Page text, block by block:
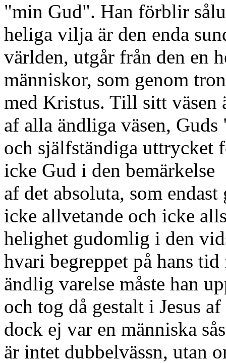
"min Gud". Han förblir
heliga vilja är den enda
världen, utgår från den en
människor, som genom
med Kristus. Till sitt väsen
af alla ändliga väsen,
och själfständiga uttrycket
icke Gud i den bemärkelse
af det absoluta, som
icke allvetande och icke
helighet gudomlig i den
hvari begreppet på hans tid
ändlig varelse måste han
och tog då gestalt i Jesus
dock ej var en människa
är intet dubbelvässn, utan